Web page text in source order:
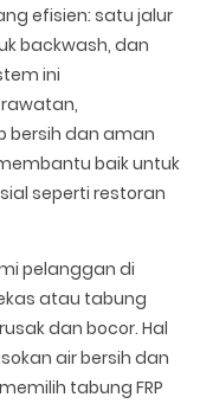
efisien: satu jalur
backwash, dan
ini
bersih dan aman
baik untuk
seperti restoran
pelanggan di
atau tabung
dan bocor. Hal
air bersih dan
tabung FRP